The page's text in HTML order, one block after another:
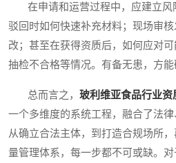
在申请和运营过程中，应建立风
驳回时如何快速补充材料；现场审
改；甚至在获得资质后，如何应对
抽检不合格等情况。有备无患，方能
总而言之， 玻利维亚食品行业
一个多维度的系统工程，融合了法律
从确立合法主体，到打造合规场所
量管理体系，每一步都不可或缺。